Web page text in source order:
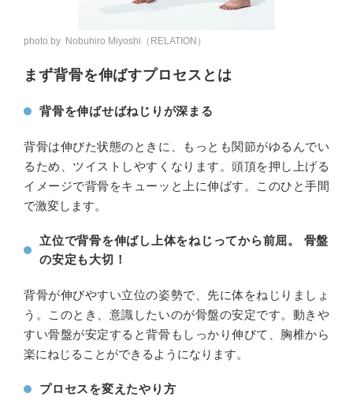
photo by Nobuhiro Miyoshi（RELATION）
まず背骨を伸ばすプロセスとは
背骨を伸ばせばねじりが深まる
背骨は伸びた状態のときに、もっとも関節がゆるんでい
るため、ツイストしやすくなります。頭頂を押し上げる
イメージで背骨をキューッと上に伸ばす。このひと手間
で激変します。
立位で背骨を伸ばし上体をねじってから前屈。 骨盤
の安定も大切！
背骨が伸びやすい立位の姿勢で、先に体をねじりましょ
う。このとき、意識したいのが骨盤の安定です。動きや
すい骨盤が安定すると背骨もしっかり伸びて、胸椎から
楽にねじることができるようになります。
プロセスを変えたやり方